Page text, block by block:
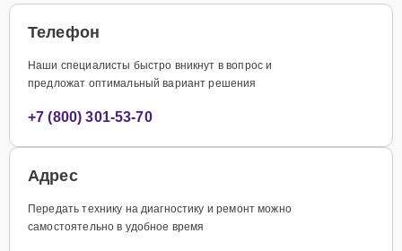
Телефон
Наши специалисты быстро вникнут в вопрос и
предложат оптимальный вариант решения
+7 (800) 301-53-70
Адрес
Передать технику на диагностику и ремонт можно
самостоятельно в удобное время